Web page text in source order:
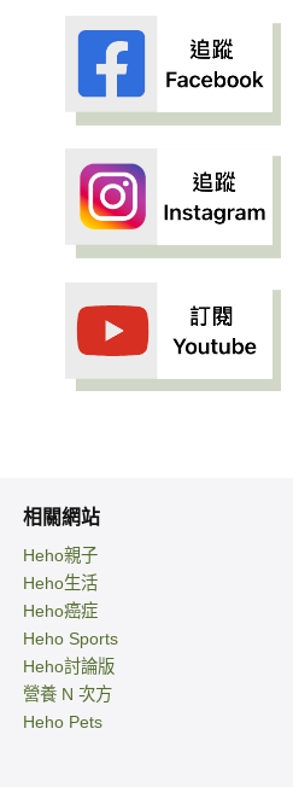
相關網站
Heho親子
Heho生活
Heho癌症
Heho Sports
Heho討論版
營養 N 次方
Heho Pets